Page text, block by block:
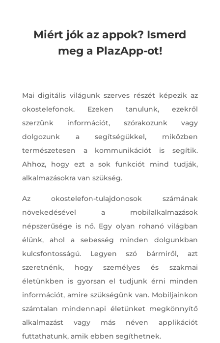
Miért jók az appok? Ismerd
meg a PlazApp-ot!
Mai digitális világunk szerves részét képezik az
okostelefonok. Ezeken tanulunk, ezekről
szerzünk információt, szórakozunk vagy
dolgozunk a segítségükkel, miközben
természetesen a kommunikációt is segítik.
Ahhoz, hogy ezt a sok funkciót mind tudják,
alkalmazásokra van szükség.
Az okostelefon-tulajdonosok számának
növekedésével a mobilalkalmazások
népszerűsége is nő. Egy olyan rohanó világban
élünk, ahol a sebesség minden dolgunkban
kulcsfontosságú. Legyen szó bármiről, azt
szeretnénk, hogy személyes és szakmai
életünkben is gyorsan el tudjunk érni minden
információt, amire szükségünk van. Mobiljainkon
számtalan mindennapi életünket megkönnyítő
alkalmazást vagy más néven applikációt
futtathatunk, amik ebben segíthetnek.